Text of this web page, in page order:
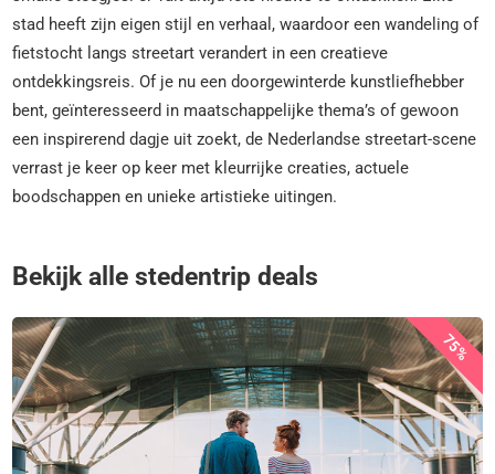
stad heeft zijn eigen stijl en verhaal, waardoor een wandeling of
fietstocht langs streetart verandert in een creatieve
ontdekkingsreis. Of je nu een doorgewinterde kunstliefhebber
bent, geïnteresseerd in maatschappelijke thema’s of gewoon
een inspirerend dagje uit zoekt, de Nederlandse streetart-scene
verrast je keer op keer met kleurrijke creaties, actuele
boodschappen en unieke artistieke uitingen.
Bekijk alle stedentrip deals
75%